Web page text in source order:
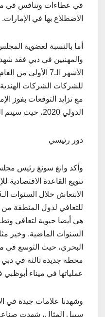
في عطاءات وتنافس في
الاضطلاع بها في الإمارات.
أما بالنسبة لعضوية
الأشهر الـ7 الأولى
للشركات الشركات
مع تزايد التوقعات بفوز
الدولي 2020، حيث سيتم التصويت في نوفمبر المقبل.
دور رئيسي
وأكد وانغ سونغ رئيس
تنويع القاعدة الاقتصادية
للتعافي لدول المنطقة من
هي أيضا حيوية لتعافي
السنوات الماضية. وخير
البحري، حيث التوسع
محطة جديدة ثالثة في
عملياتها في ميناء
وشهدنا علامات جيدة في
سبيل المثال، شهدت